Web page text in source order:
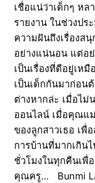
เชื่อแน่ว่าเด็กๆ หล
รายงาน ในช่วงป
ความฝันถึงเรื่องส
อย่างแน่นอน แต่อย่
เป็นเรื่องที่ดีอยู่เห
เป็นเด็กกันมาก่อน
ต่างหากล่ะ เมื่อไม่
ออนไลน์ เมื่อคุณแ
ของลูกสาวเธอ เพื่
การบ้านที่มากเกิน
ชั่วโมงในทุกคืนเพื่
คุณครู… Bunmi